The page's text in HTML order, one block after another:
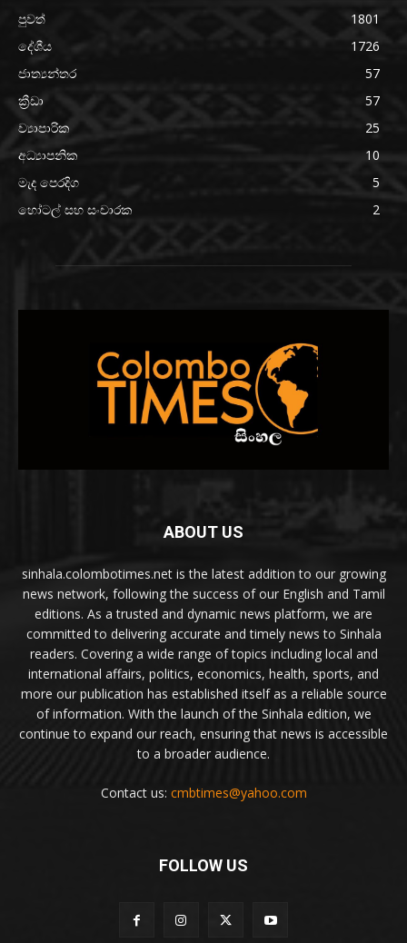
පුවත්
1801
දේශීය
1726
ජාත්‍යන්තර
57
ක්‍රීඩා
57
ව්‍යාපාරික
25
අධ්‍යාපනික
10
මැද පෙරදිග
5
හෝටල් සහ සංචාරක
2
ABOUT US
sinhala.colombotimes.net is the latest addition to our growing
news network, following the success of our English and Tamil
editions. As a trusted and dynamic news platform, we are
committed to delivering accurate and timely news to Sinhala
readers. Covering a wide range of topics including local and
international affairs, politics, economics, health, sports, and
more our publication has established itself as a reliable source
of information. With the launch of the Sinhala edition, we
continue to expand our reach, ensuring that news is accessible
to a broader audience.
Contact us: cmbtimes@yahoo.com
FOLLOW US